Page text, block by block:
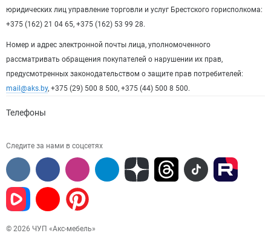
юридических лиц управление торговли и услуг Брестского горисполкома:
+375 (162) 21 04 65, +375 (162) 53 99 28.
Номер и адрес электронной почты лица, уполномоченного
рассматривать обращения покупателей о нарушении их прав,
предусмотренных законодательством о защите прав потребителей:
mail@aks.by, +375 (29) 500 8 500, +375 (44) 500 8 500.
Телефоны
Следите за нами в соцсетях
© 2026 ЧУП «Акс-мебель»